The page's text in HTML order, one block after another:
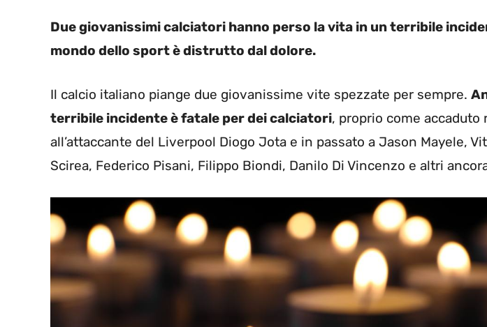
Due giovanissimi calciatori hanno perso la vita in un terribile
mondo dello sport è distrutto dal dolore.
Il calcio italiano piange due giovanissime vite spezzate per sempre.
terribile incidente è fatale per dei calciatori, proprio come
all’attaccante del Liverpool Diogo Jota e in passato a Jason Mayele,
Scirea, Federico Pisani, Filippo Biondi, Danilo Di Vincenzo e altri